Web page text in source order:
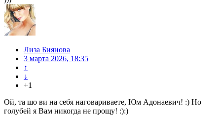
Лиза Биянова
3 марта 2026, 18:35
↑
↓
+1
Ой, та шо ви на себя наговариваете, Юм Адонаевич! :) Но
голубей я Вам никогда не прощу! :):)